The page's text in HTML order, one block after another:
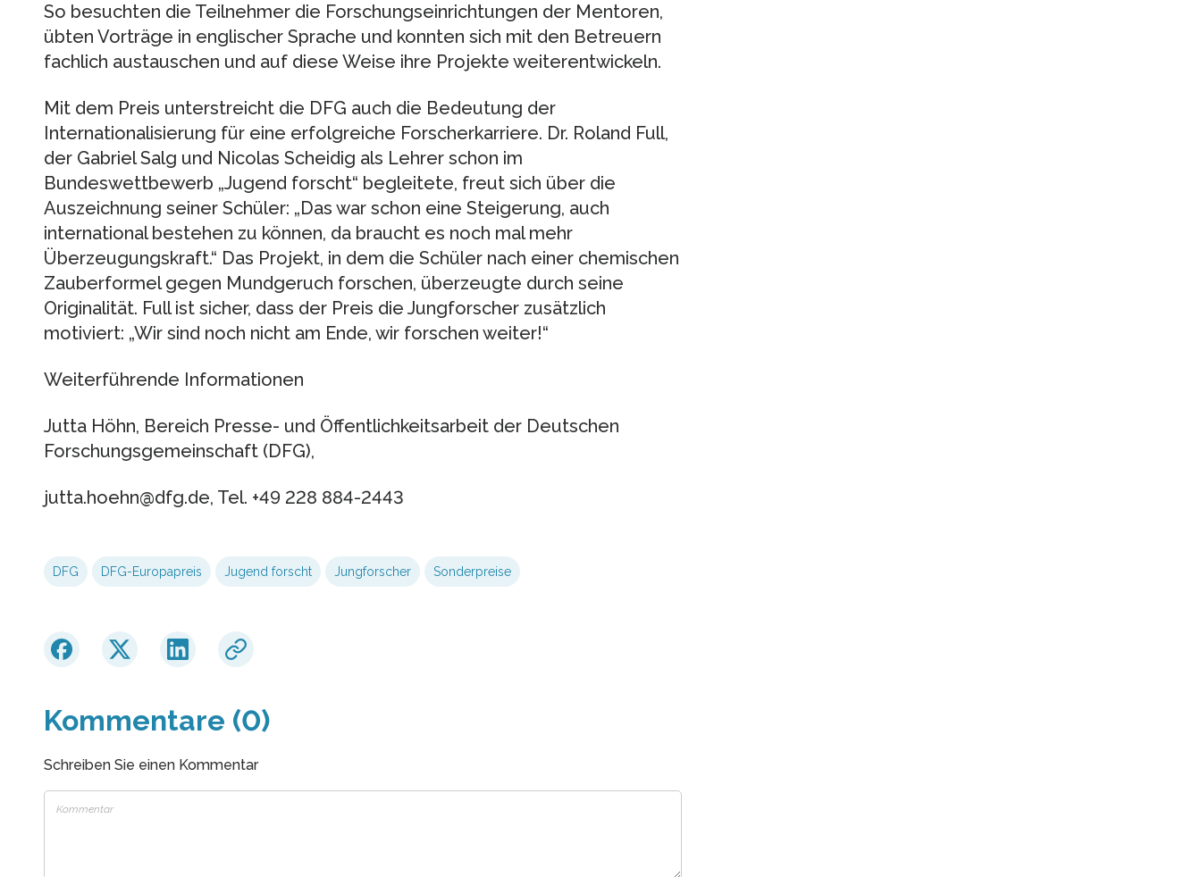
So besuchten die Teilnehmer die Forschungseinrichtungen der Mentoren,
übten Vorträge in englischer Sprache und konnten sich mit den Betreuern
fachlich austauschen und auf diese Weise ihre Projekte weiterentwickeln.
Mit dem Preis unterstreicht die DFG auch die Bedeutung der
Internationalisierung für eine erfolgreiche Forscherkarriere. Dr. Roland Full,
der Gabriel Salg und Nicolas Scheidig als Lehrer schon im
Bundeswettbewerb „Jugend forscht“ begleitete, freut sich über die
Auszeichnung seiner Schüler: „Das war schon eine Steigerung, auch
international bestehen zu können, da braucht es noch mal mehr
Überzeugungskraft.“ Das Projekt, in dem die Schüler nach einer chemischen
Zauberformel gegen Mundgeruch forschen, überzeugte durch seine
Originalität. Full ist sicher, dass der Preis die Jungforscher zusätzlich
motiviert: „Wir sind noch nicht am Ende, wir forschen weiter!“
Weiterführende Informationen
Jutta Höhn, Bereich Presse- und Öffentlichkeitsarbeit der Deutschen
Forschungsgemeinschaft (DFG),
jutta.hoehn@dfg.de, Tel. +49 228 884-2443
DFG DFG-Europapreis Jugend forscht Jungforscher Sonderpreise
Kommentare (0)
Schreiben Sie einen Kommentar